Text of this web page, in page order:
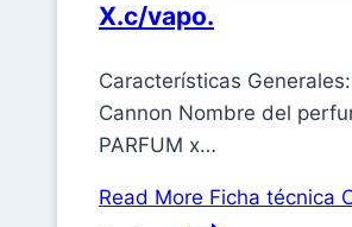
X.c/vapo.
Características
Cannon Nombre del
PARFUM x…
Read More Ficha técnica